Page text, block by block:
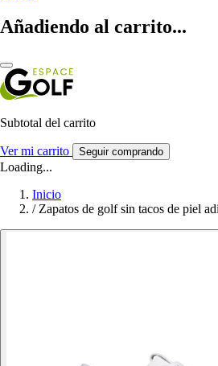
Añadiendo al carrito...
Subtotal del carrito
Ver mi carrito Seguir comprando
Loading...
Inicio
/ Zapatos de golf sin tacos de piel